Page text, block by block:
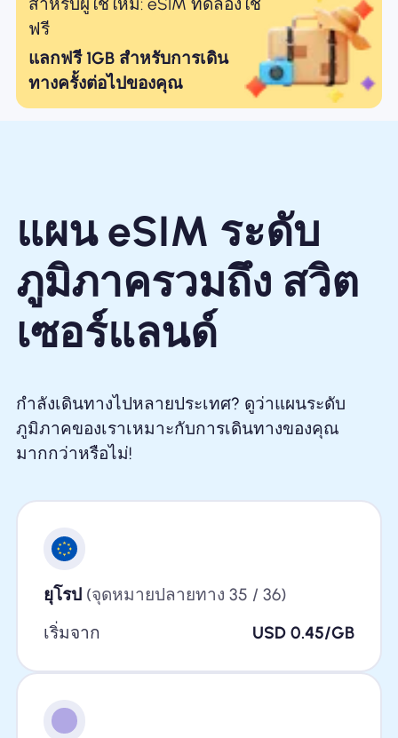
ฟรี
แลกฟรี 1GB สำหรับการเดิน
ทางครั้งต่อไปของคุณ
แผน eSIM ระดับ
ภูมิภาครวมถึง สวิต
เซอร์แลนด์
กำลังเดินทางไปหลายประเทศ? ดูว่าแผนระดับ
ภูมิภาคของเราเหมาะกับการเดินทางของคุณ
มากกว่าหรือไม่!
ยุโรป(จุดหมายปลายทาง 35 / 36)
เริ่มจาก
USD 0.45/GB